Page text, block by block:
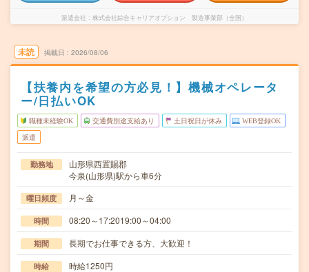
派遣会社 株式会社綜合キャリアオプション 製造事業部（全国）
未読 掲載日 2026/08/06
【扶養内を希望の方必見！】機械オペレータ
ー/日払いOK
職種未経験OK 交通費別途支給あり 土日祝日が休み WEB登録OK
派遣
勤務地
山形県西置賜郡
今泉(山形県)駅から車6分
曜日頻度 月～金
時間 08:20～17:2019:00～04:00
期間 長期でお仕事できる方、大歓迎！
時給 時給1250円